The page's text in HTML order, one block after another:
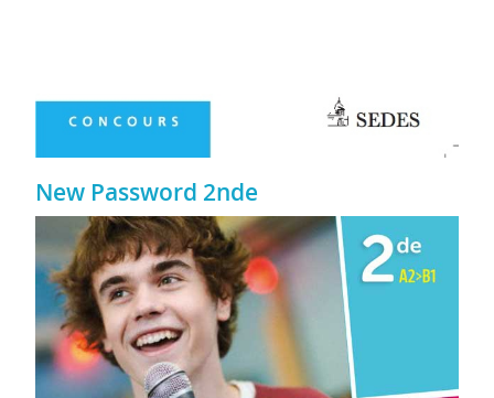
New Password 2nde